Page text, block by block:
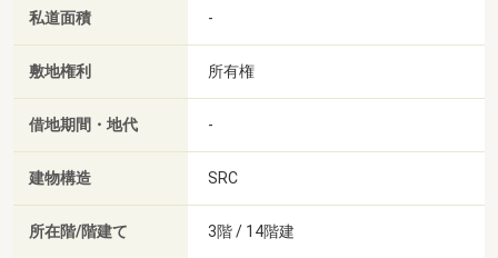
私道面積 -
敷地権利 所有権
借地期間・地代 -
建物構造 SRC
所在階/階建て 3階 / 14階建